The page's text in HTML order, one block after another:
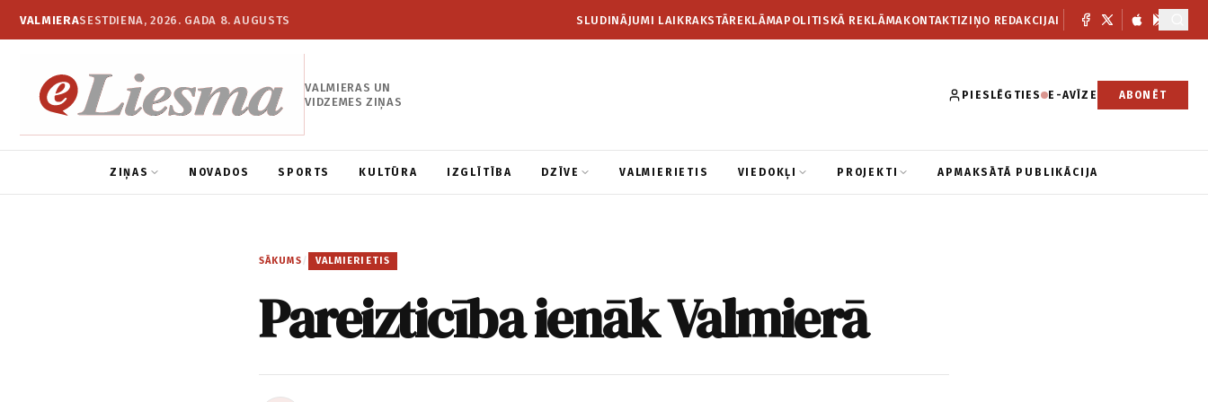
VALMIERASESTDIENA, 2026. GADA 8. AUGUSTS SLUDINĀJUMI LAIKRAKSTĀREKLĀMAPOLITISKĀ REKLĀMAKONTAKTIZIŅO REDAKCIJAI
VALMIERAS UN
VIDZEMES ZIŅAS
PIESLĒGTIES E-AVĪZE ABONĒT
ZIŅAS NOVADOS SPORTS KULTŪRA IZGLĪTĪBA DZĪVE VALMIERIETIS VIEDOKĻI PROJEKTI APMAKSĀTĀ PUBLIKĀCIJA
SĀKUMS / VALMIERIETIS
Pareizticība ienāk Valmierā